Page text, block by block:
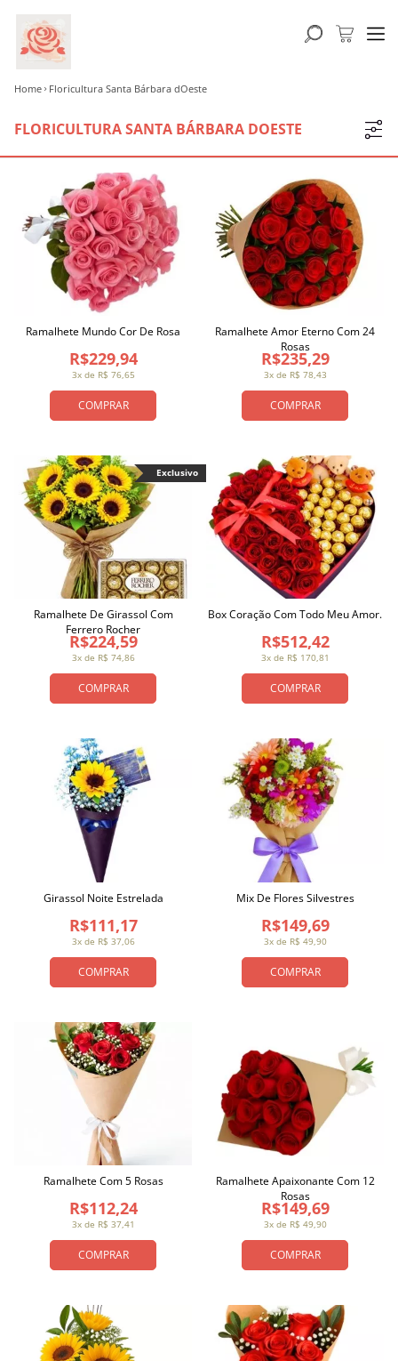
Home Floricultura Santa Bárbara dOeste
FLORICULTURA SANTA BÁRBARA DOESTE
COMPRAR
3x de R$ 76,65
R$229,94
Ramalhete Mundo Cor De Rosa
COMPRAR
3x de R$ 78,43
R$235,29
Ramalhete Amor Eterno Com 24
Rosas
COMPRAR
3x de R$ 74,86
R$224,59
Ramalhete De Girassol Com
Ferrero Rocher
Exclusivo
COMPRAR
3x de R$ 170,81
R$512,42
Box Coração Com Todo Meu Amor.
COMPRAR
3x de R$ 37,06
R$111,17
Girassol Noite Estrelada
COMPRAR
3x de R$ 49,90
R$149,69
Mix De Flores Silvestres
COMPRAR
3x de R$ 37,41
R$112,24
Ramalhete Com 5 Rosas
COMPRAR
3x de R$ 49,90
R$149,69
Ramalhete Apaixonante Com 12
Rosas